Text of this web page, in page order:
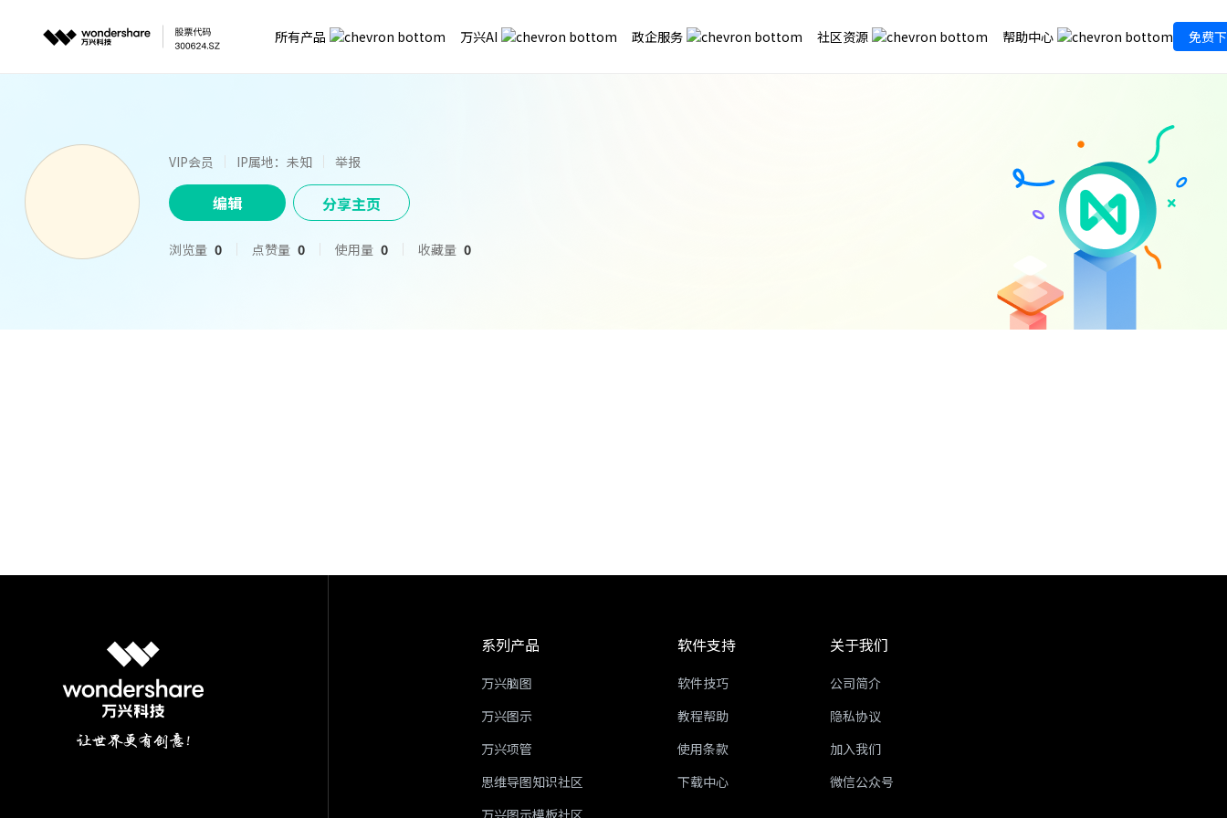
所有产品 万兴AI 政企服务 社区资源 帮助中心 免费
VIP会员 IP属地：未知 举报
编辑 分享主页
浏览量 0 点赞量 0 使用量 0 收藏量 0
系列产品
万兴脑图
万兴图示
万兴项管
思维导图知识社区
万兴图示模板社区
软件支持
软件技巧
教程帮助
使用条款
下载中心
关于我们
公司简介
隐私协议
加入我们
微信公众号